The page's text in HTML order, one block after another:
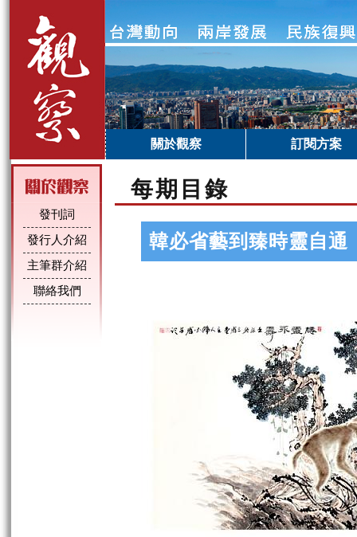
關於觀察 訂閱方案
發刊詞
發行人介紹
主筆群介紹
聯絡我們
每期目錄
韓必省藝到臻時靈自通